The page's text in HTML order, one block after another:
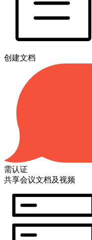
创建文档
需认证
共享会议文档及视频